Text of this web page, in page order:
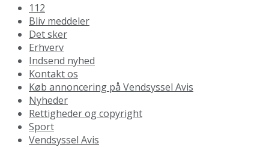
112
Bliv meddeler
Det sker
Erhverv
Indsend nyhed
Kontakt os
Køb annoncering på Vendsyssel Avis
Nyheder
Rettigheder og copyright
Sport
Vendsyssel Avis